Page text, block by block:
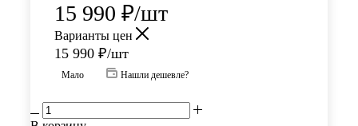
15 990 ₽/шт
Варианты цен
15 990 ₽/шт
Мало Нашли дешевле?